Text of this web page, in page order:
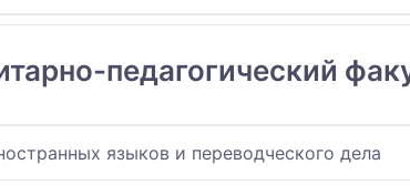
педагогический
языков и переводческого дела